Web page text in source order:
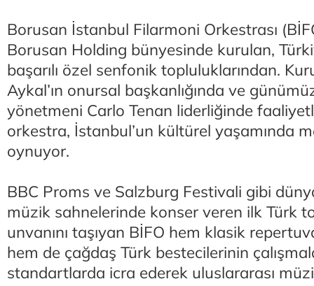
Borusan İstanbul Filarmoni Orkestrası
Borusan Holding bünyesinde kurulan,
başarılı özel senfonik topluluklarından.
Aykal’ın onursal başkanlığında ve
yönetmeni Carlo Tenan liderliğinde
orkestra, İstanbul’un kültürel yaşamında
oynuyor.
BBC Proms ve Salzburg Festivali gibi
müzik sahnelerinde konser veren ilk Türk
unvanını taşıyan BİFO hem klasik
hem de çağdaş Türk bestecilerinin
standartlarda icra ederek uluslararası